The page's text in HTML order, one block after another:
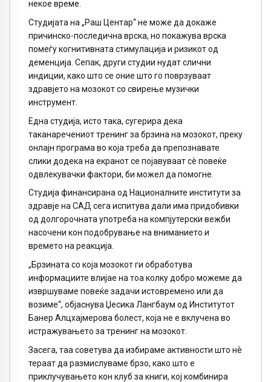
некое време.
Студијата на „Раш Центар“ не може да докаже
причинско-последична врска, но покажува врска
помеѓу когнитивната стимулација и ризикот од
деменција. Сепак, други студии нудат слични
индиции, како што се оние што го поврзуваат
здравјето на мозокот со свирење музички
инструмент.
Една студија, исто така, сугерира дека
таканаречениот тренинг за брзина на мозокот, преку
онлајн програма во која треба да препознавате
слики додека на екранот се појавуваат сè повеќе
одвлекувачки фактори, би можел да помогне.
Студија финансирана од Националните институти за
здравје на САД сега испитува дали има придобивки
од долгорочната употреба на компјутерски вежби
насочени кон подобрување на вниманието и
времето на реакција.
„Брзината со која мозокот ги обработува
информациите влијае на тоа колку добро можеме да
извршуваме повеќе задачи истовремено или да
возиме“, објаснува Џесика Лангбаум од Институтот
Банер Алцхајмерова болест, која не е вклучена во
истражувањето за тренинг на мозокот.
Засега, таа советува да избираме активности што нè
тераат да размислуваме брзо, како што е
приклучувањето кон клуб за книги, кој комбинира